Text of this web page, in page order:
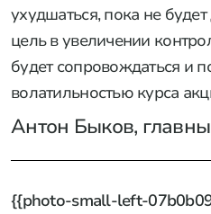
ухудшаться, пока не
цель в увеличении
будет сопровождаться и
волатильностью курса
Антон Быков,
{{photo-small-left-